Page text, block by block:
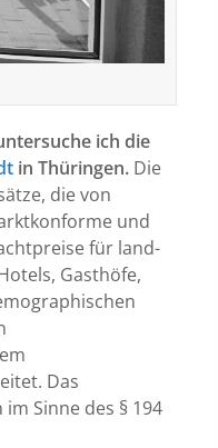
ich die
in Thüringen. Die
die von
und
für land-
Gasthöfe,
Das
Sinne des § 194